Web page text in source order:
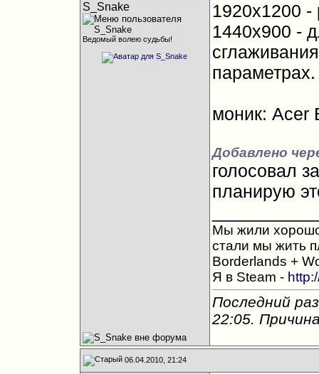
S_Snake
Ведомый волею судьбы!
1920x1200 -
1440x900 -
параметрах.
моник: Acer
Добавлено
голосовал
планирую
Мы жили
стали мы жить
Borderlands +
Я в Steam -
Последний
22:05.
06.04.2010, 21:24